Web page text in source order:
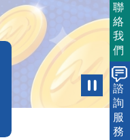
聯
絡
我
們
諮
詢
服
務